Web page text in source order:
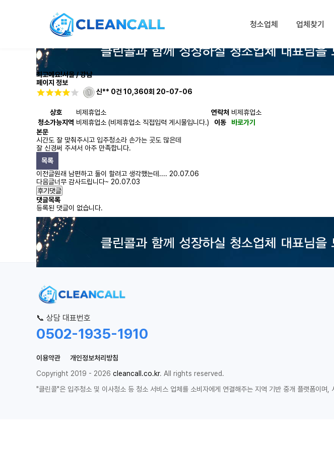
청소업체 업체찾기
최고예요!서울 / 강남
페이지 정보
신** 0건 10,360회 20-07-06
상호 비제휴업소 연락처 비제휴업소
청소가능지역 비제휴업소 (비제휴업소 직접입력 게시물입니다.) 이동
바로가기
본문
시간도 잘 맞춰주시고 입주청소라 손가는 곳도 많은데
잘 신경써 주셔서 아주 만족합니다.
목록
이전글원래 남편하고 둘이 할려고 생각했는데.... 20.07.06
다음글너무 감사드립니다~ 20.07.03
후기댓글
댓글목록
등록된 댓글이 없습니다.
📞 상담 대표번호
0502-1935-1910
이용약관
개인정보처리방침
Copyright 2019 - 2026 cleancall.co.kr. All rights reserved.
"클린콜"은 입주청소 및 이사청소 등 청소 서비스 업체를 소비자에게 연결해주는 지역 기반 중개 플랫폼이며